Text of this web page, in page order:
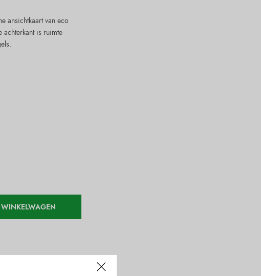
ansichtkaart van eco
achterkant is ruimte